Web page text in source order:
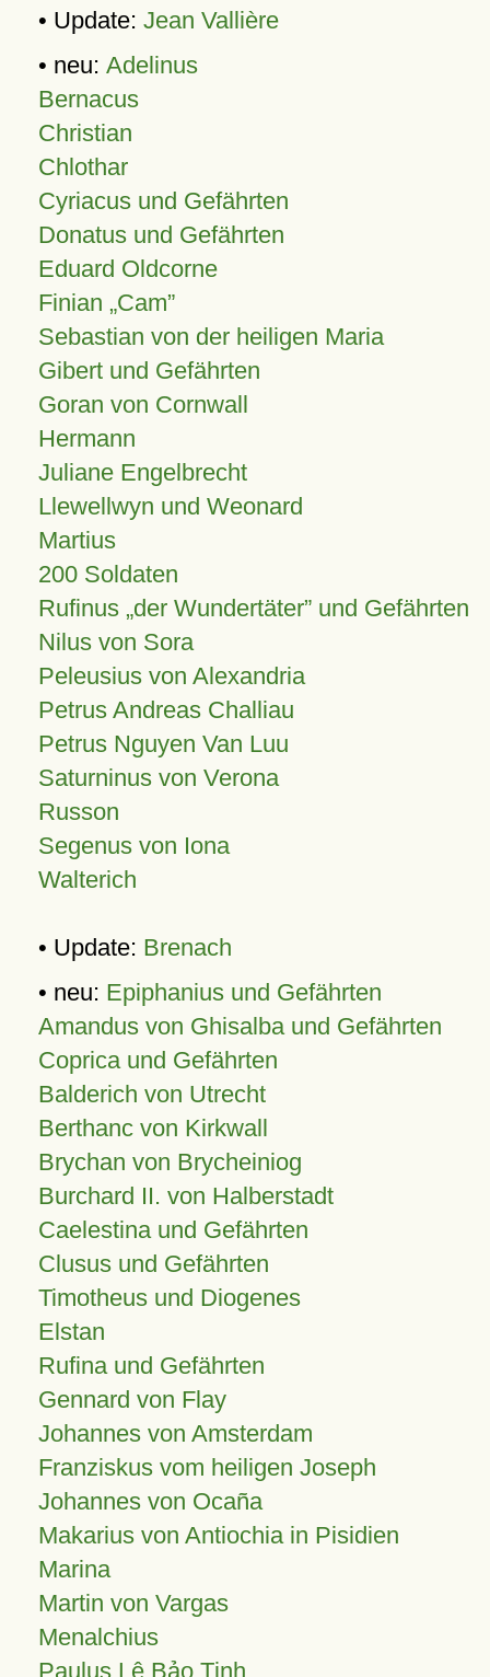
• Update: Jean Vallière
• neu: Adelinus
Bernacus
Christian
Chlothar
Cyriacus und Gefährten
Donatus und Gefährten
Eduard Oldcorne
Finian Cam
Sebastian von der heiligen Maria
Gibert und Gefährten
Goran von Cornwall
Hermann
Juliane Engelbrecht
Llewellwyn und Weonard
Martius
200 Soldaten
Rufinus „der Wundertäter” und Gefährten
Nilus von Sora
Peleusius von Alexandria
Petrus Andreas Challiau
Petrus Nguyen Van Luu
Saturninus von Verona
Russon
Segenus von Iona
Walterich
• Update: Brenach
• neu: Epiphanius und Gefährten
Amandus von Ghisalba und Gefährten
Coprica und Gefährten
Balderich von Utrecht
Berthanc von Kirkwall
Brychan von Brycheiniog
Burchard II. von Halberstadt
Caelestina und Gefährten
Clusus und Gefährten
Timotheus und Diogenes
Elstan
Rufina und Gefährten
Gennard von Flay
Johannes von Amsterdam
Franziskus vom heiligen Joseph
Johannes von Ocaña
Makarius von Antiochia in Pisidien
Marina
Martin von Vargas
Menalchius
Paulus Lê Bảo Tịnh